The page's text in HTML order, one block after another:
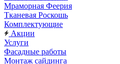
Мраморная Феерия
Тканевая Роскошь
Комплектующие
Акции
Услуги
Фасадные работы
Монтаж сайдинга